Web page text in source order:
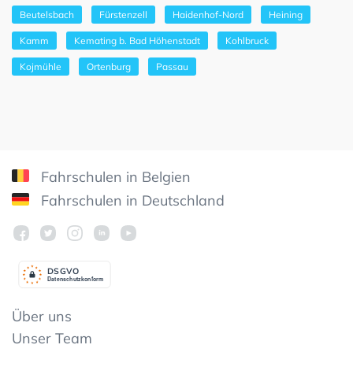
Beutelsbach Fürstenzell Haidenhof-Nord Heining
Kamm Kemating b. Bad Höhenstadt Kohlbruck
Kojmühle Ortenburg Passau
Fahrschulen in Belgien
Fahrschulen in Deutschland
Datenschutzkonform
DSGVO
Über uns
Unser Team